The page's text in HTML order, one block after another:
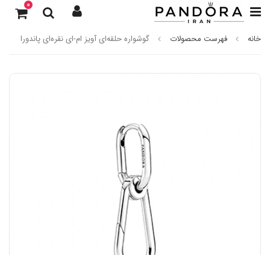
0
خانه فهرست محصولات گوشواره حلقه‌ای آویز ام-ای نقره‌‌ای پاندورا